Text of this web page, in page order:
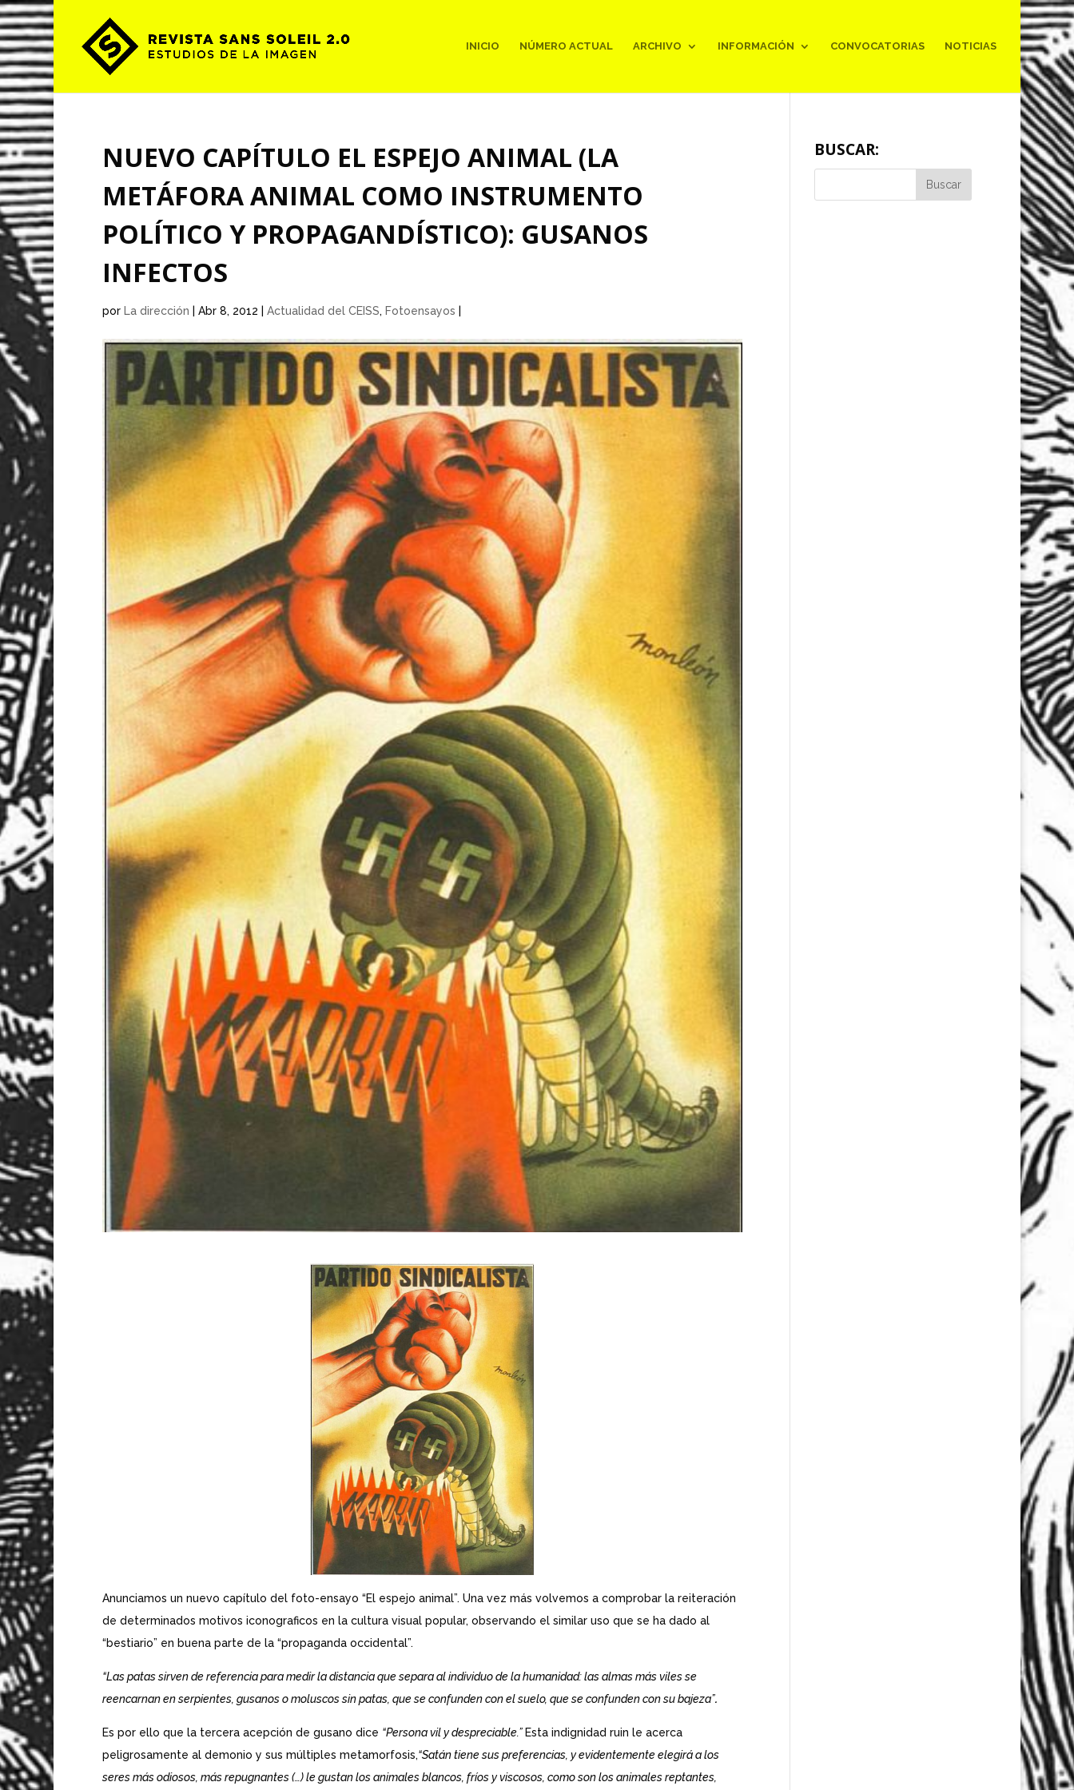
INICIO NÚMERO ACTUAL ARCHIVO INFORMACIÓN CONVOCATORIAS NOTICIAS
NUEVO CAPÍTULO EL ESPEJO ANIMAL (LA
METÁFORA ANIMAL COMO INSTRUMENTO
POLÍTICO Y PROPAGANDÍSTICO): GUSANOS
INFECTOS
por La dirección Abr 8, 2012 Actualidad del CEISS, Fotoensayos
Anunciamos un nuevo capítulo del foto-ensayo “El espejo animal”. Una vez más volvemos a comprobar la reiteración
de determinados motivos iconograficos en la cultura visual popular, observando el similar uso que se ha dado al
“bestiario” en buena parte de la “propaganda occidental”.
“Las patas sirven de referencia para medir la distancia que separa al individuo de la humanidad: las almas más viles se
reencarnan en serpientes, gusanos o moluscos sin patas, que se confunden con el suelo, que se confunden con su bajeza”.
Es por ello que la tercera acepción de gusano dice “Persona vil y despreciable.”Esta indignidad ruin le acerca
peligrosamente al demonio y sus múltiples metamorfosis,“Satán tiene sus preferencias, y evidentemente elegirá a los
seres más odiosos, más repugnantes (…) le gustan los animales blancos, fríos y viscosos, como son los animales reptantes,
BUSCAR: